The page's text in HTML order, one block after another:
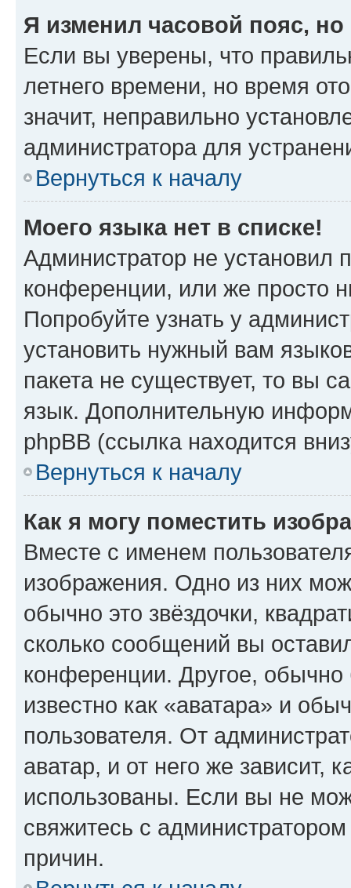
Я изменил часовой пояс,
Если вы уверены, что
летнего времени, но время
значит, неправильно
администратора для
Вернуться к началу
Моего языка нет в списке!
Администратор не установил
конференции, или же просто
Попробуйте узнать у
установить нужный вам
пакета не существует, то вы
язык. Дополнительную
phpBB (ссылка находится
Вернуться к началу
Как я могу поместить
Вместе с именем
изображения. Одно из них
обычно это звёздочки,
сколько сообщений вы
конференции. Другое,
известно как «аватара» и
пользователя. От
аватар, и от него же зависит,
использованы. Если вы не
свяжитесь с
причин.